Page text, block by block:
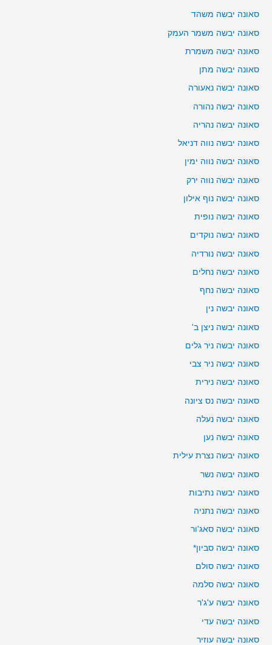
סאונה יבשה משהד
סאונה יבשה משמר העמק
סאונה יבשה משמרת
סאונה יבשה מתן
סאונה יבשה נאעורה
סאונה יבשה נהורה
סאונה יבשה נהריה
סאונה יבשה נווה דניאל
סאונה יבשה נווה ימין
סאונה יבשה נווה ירק
סאונה יבשה נוף אילון
סאונה יבשה נופית
סאונה יבשה נוקדים
סאונה יבשה נורדיה
סאונה יבשה נחלים
סאונה יבשה נחף
סאונה יבשה נין
סאונה יבשה ניצן ב'
סאונה יבשה ניר גלים
סאונה יבשה ניר צבי
סאונה יבשה נירית
סאונה יבשה נס ציונה
סאונה יבשה נעלה
סאונה יבשה נען
סאונה יבשה נצרת עילית
סאונה יבשה נשר
סאונה יבשה נתיבות
סאונה יבשה נתניה
סאונה יבשה סאג'ור
סאונה יבשה סביון*
סאונה יבשה סולם
סאונה יבשה סלמה
סאונה יבשה ע'ג'ר
סאונה יבשה עדי
סאונה יבשה עוזיר